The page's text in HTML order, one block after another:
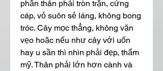
phần thân phải tròn trặn, cứng
cáp, vỏ suôn sẻ láng, không bong
tróc. Cây mọc thẳng, không vặn
vẹo hoặc nếu như cây với uốn
hay u sần thì nhìn phải đẹp, thẩm
mỹ. Thân phải lớn hơn cành và